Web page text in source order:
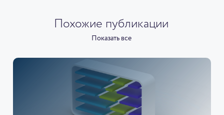
Похожие публикации
Показать все